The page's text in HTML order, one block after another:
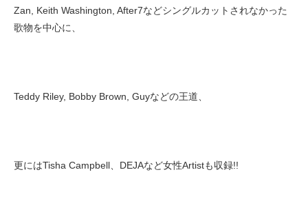
Zan, Keith Washington, After7などシングルカットされなかった
歌物を中心に、
Teddy Riley, Bobby Brown, Guyなどの王道、
更にはTisha Campbell、DEJAなど女性Artistも収録!!